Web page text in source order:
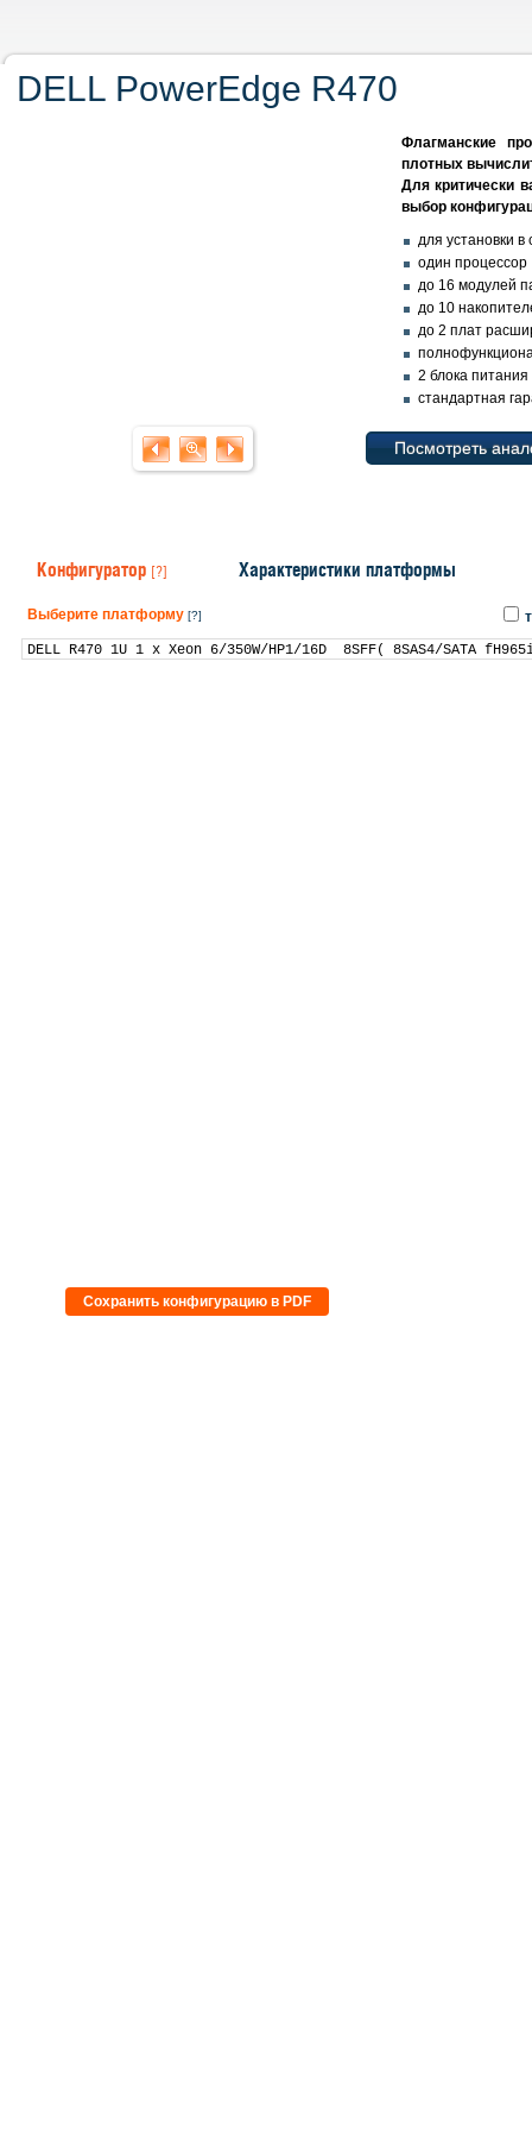
DELL PowerEdge R470
Флагманские
плотных
Для критически
выбор
для установки в
один процессор
до 16 модулей
до 10
до 2 плат
2 блока
стандартная
Посмотреть
Конфигуратор [?] Характеристики платформы
Выберите платформу [?]
Сохранить конфигурацию в PDF